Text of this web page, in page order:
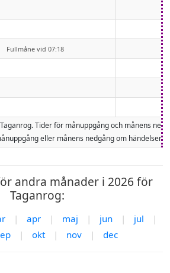
Fullmåne vid 07:18
Tider för månuppgång och månens
eller månens nedgång om
andra månader i 2026 för
Taganrog:
| apr | maj | jun | jul
|
| okt | nov | dec